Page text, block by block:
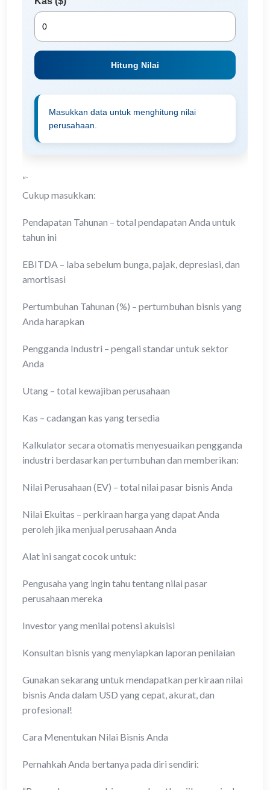
Hitung Nilai
Masukkan data untuk menghitung nilai
perusahaan.
“`
Cukup masukkan:
Pendapatan Tahunan – total pendapatan Anda untuk
tahun ini
EBITDA – laba sebelum bunga, pajak, depresiasi, dan
amortisasi
Pertumbuhan Tahunan (%) – pertumbuhan bisnis yang
Anda harapkan
Pengganda Industri – pengali standar untuk sektor
Anda
Utang – total kewajiban perusahaan
Kas – cadangan kas yang tersedia
Kalkulator secara otomatis menyesuaikan pengganda
industri berdasarkan pertumbuhan dan memberikan:
Nilai Perusahaan (EV) – total nilai pasar bisnis Anda
Nilai Ekuitas – perkiraan harga yang dapat Anda
peroleh jika menjual perusahaan Anda
Alat ini sangat cocok untuk:
Pengusaha yang ingin tahu tentang nilai pasar
perusahaan mereka
Investor yang menilai potensi akuisisi
Konsultan bisnis yang menyiapkan laporan penilaian
Gunakan sekarang untuk mendapatkan perkiraan nilai
bisnis Anda dalam USD yang cepat, akurat, dan
profesional!
Cara Menentukan Nilai Bisnis Anda
Pernahkah Anda bertanya pada diri sendiri: